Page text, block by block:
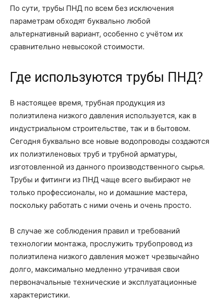
По сути, трубы ПНД по всем без исключения
параметрам обходят буквально любой
альтернативный вариант, особенно с учётом их
сравнительно невысокой стоимости.
Где используются трубы ПНД?
В настоящее время, трубная продукция из
полиэтилена низкого давления используется, как в
индустриальном строительстве, так и в бытовом.
Сегодня буквально все новые водопроводы создаются
их полиэтиленовых труб и трубной арматуры,
изготовленной из данного производственного сырья.
Трубы и фитинги из ПНД чаще всего выбирают не
только профессионалы, но и домашние мастера,
поскольку работать с ними очень и очень просто.
В случае же соблюдения правил и требований
технологии монтажа, прослужить трубопровод из
полиэтилена низкого давления может чрезвычайно
долго, максимально медленно утрачивая свои
первоначальные технические и эксплуатационные
характеристики.